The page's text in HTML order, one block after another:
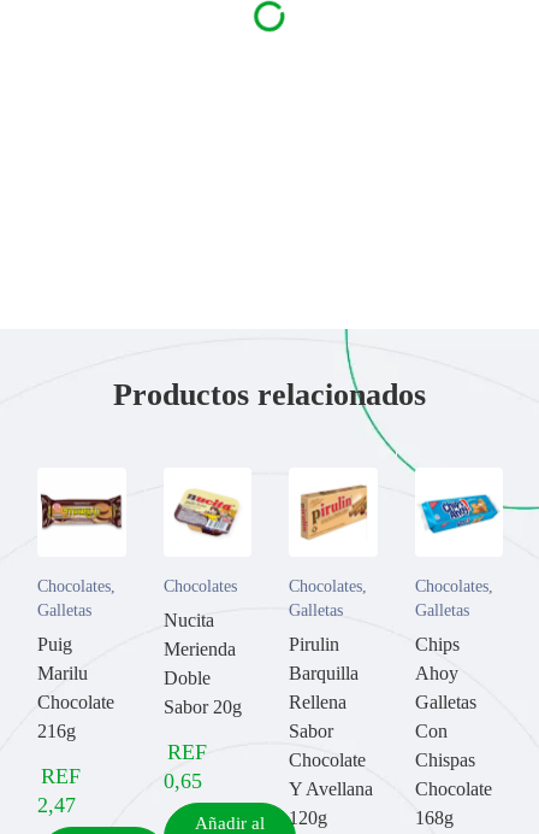
Productos relacionados
Chocolates
Galletas
Puig
Marilu
Chocolate
216g
REF
2,47
Chocolates
Nucita
Merienda
Doble
Sabor 20g
REF
0,65
Añadir al
Chocolates
Galletas
Pirulin
Barquilla
Rellena
Sabor
Chocolate
Y Avellana
120g
Chocolates,
Galletas
Chips
Ahoy
Galletas
Con
Chispas
Chocolate
168g